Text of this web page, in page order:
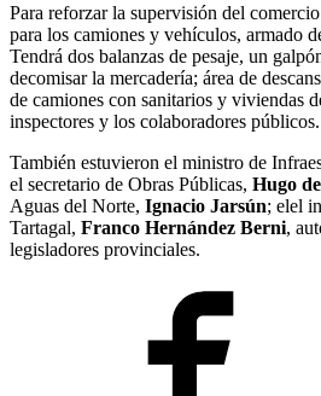
Para reforzar la supervisión del
para los camiones y vehículos, armado
Tendrá dos balanzas de pesaje, un
decomisar la mercadería; área de
de camiones con sanitarios y viviendas
inspectores y los colaboradores públicos.
También estuvieron el ministro de
el secretario de Obras Públicas, Hugo
Aguas del Norte, Ignacio Jarsún; elel
Tartagal, Franco Hernández Berni,
legisladores provinciales.